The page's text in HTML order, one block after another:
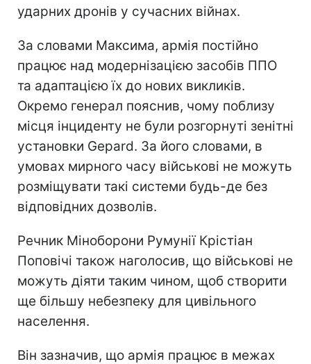
ударних дронів у сучасних війнах.
За словами Максима, армія постійно
працює над модернізацією засобів ППО
та адаптацією їх до нових викликів.
Окремо генерал пояснив, чому поблизу
місця інциденту не були розгорнуті зенітні
установки Gepard. За його словами, в
умовах мирного часу військові не можуть
розміщувати такі системи будь-де без
відповідних дозволів.
Речник Міноборони Румунії Крістіан
Поповічі також наголосив, що військові не
можуть діяти таким чином, щоб створити
ще більшу небезпеку для цивільного
населення.
Він зазначив, що армія працює в межах